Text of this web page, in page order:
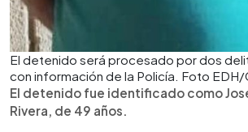
El detenido será procesado por dos
con información de la Policía. Foto EDH/
El detenido fue identificado como
Rivera, de 49 años.